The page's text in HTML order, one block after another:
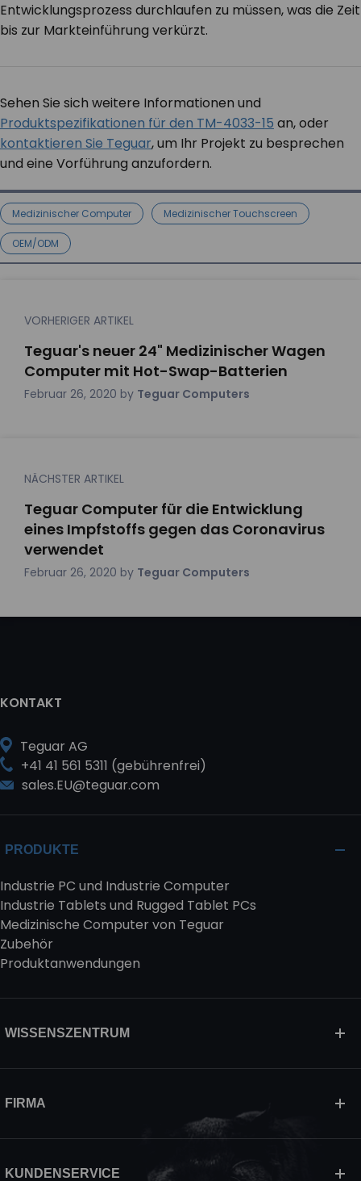
Entwicklungsprozess durchlaufen zu müssen, was die Zeit
bis zur Markteinführung verkürzt.
Sehen Sie sich weitere Informationen und
Produktspezifikationen für den TM-4033-15 an, oder
kontaktieren Sie Teguar, um Ihr Projekt zu besprechen
und eine Vorführung anzufordern.
Medizinischer Computer Medizinischer Touchscreen
OEM/ODM
VORHERIGER ARTIKEL
Teguar's neuer 24" Medizinischer Wagen
Computer mit Hot-Swap-Batterien
Februar 26, 2020 by Teguar Computers
NÄCHSTER ARTIKEL
Teguar Computer für die Entwicklung
eines Impfstoffs gegen das Coronavirus
verwendet
Februar 26, 2020 by Teguar Computers
KONTAKT
Teguar AG
+41 41 561 5311 (gebührenfrei)
sales.EU@teguar.com
PRODUKTE
Industrie PC und Industrie Computer
Industrie Tablets und Rugged Tablet PCs
Medizinische Computer von Teguar
Zubehör
Produktanwendungen
WISSENSZENTRUM
FIRMA
KUNDENSERVICE